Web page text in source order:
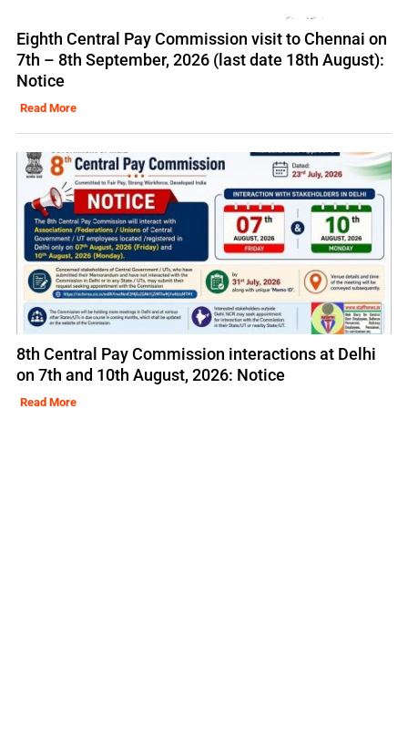
Eighth Central Pay Commission visit to Chennai on
7th – 8th September, 2026 (last date 18th August):
Notice
Read More
8th Central Pay Commission interactions at Delhi
on 7th and 10th August, 2026: Notice
Read More